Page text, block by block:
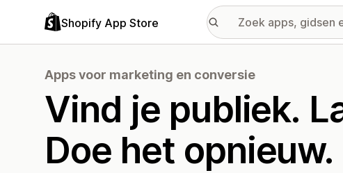
Shopify App Store
Apps voor marketing en conversie
Vind je publiek.
Doe het opnieuw.